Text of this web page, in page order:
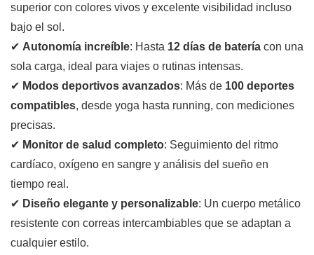
superior con colores vivos y excelente visibilidad incluso
bajo el sol.
✔ Autonomía increíble: Hasta 12 días de batería con una
sola carga, ideal para viajes o rutinas intensas.
✔ Modos deportivos avanzados: Más de 100 deportes
compatibles, desde yoga hasta running, con mediciones
precisas.
✔ Monitor de salud completo: Seguimiento del ritmo
cardíaco, oxígeno en sangre y análisis del sueño en
tiempo real.
✔ Diseño elegante y personalizable: Un cuerpo metálico
resistente con correas intercambiables que se adaptan a
cualquier estilo.